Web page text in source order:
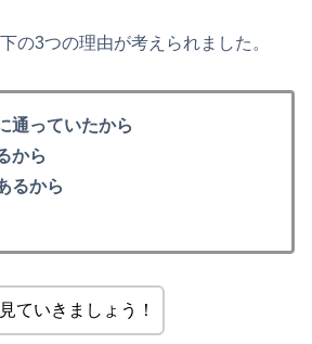
の3つの理由が考えられました。
通っていたから
から
るから
ていきましょう！